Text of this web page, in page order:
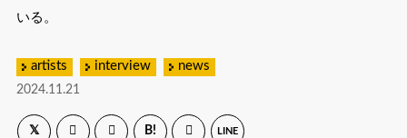
いる。
artists interview news
2024.11.21
B! LINE